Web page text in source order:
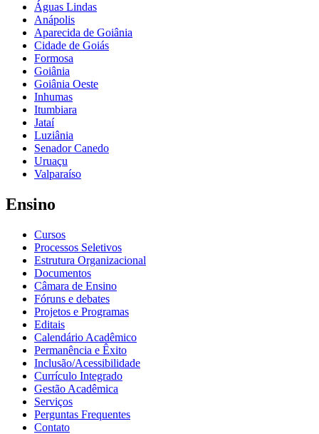
Águas Lindas
Anápolis
Aparecida de Goiânia
Cidade de Goiás
Formosa
Goiânia
Goiânia Oeste
Inhumas
Itumbiara
Jataí
Luziânia
Senador Canedo
Uruaçu
Valparaíso
Ensino
Cursos
Processos Seletivos
Estrutura Organizacional
Documentos
Câmara de Ensino
Fóruns e debates
Projetos e Programas
Editais
Calendário Acadêmico
Permanência e Êxito
Inclusão/Acessibilidade
Currículo Integrado
Gestão Acadêmica
Serviços
Perguntas Frequentes
Contato